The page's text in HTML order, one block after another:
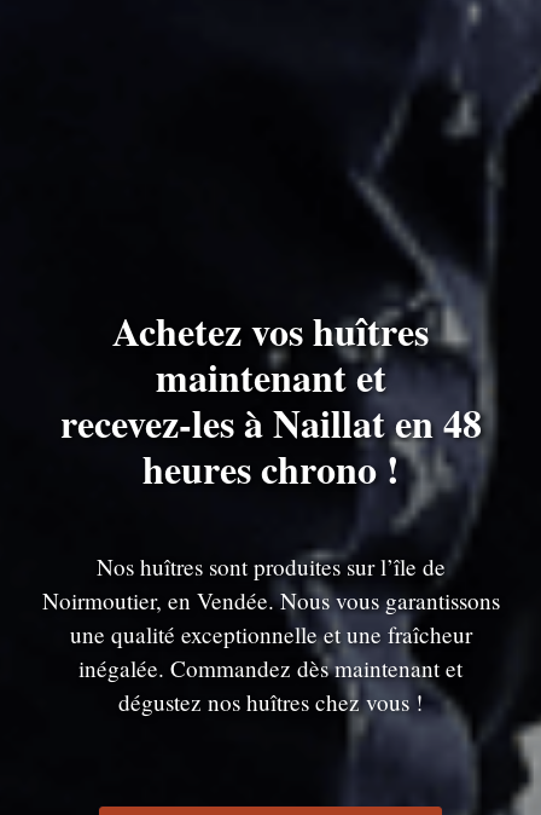
Achetez vos huîtres
maintenant et
recevez-les à Naillat en 48
heures chrono !
Nos huîtres sont produites sur l’île de
Noirmoutier, en Vendée. Nous vous garantissons
une qualité exceptionnelle et une fraîcheur
inégalée. Commandez dès maintenant et
dégustez nos huîtres chez vous !